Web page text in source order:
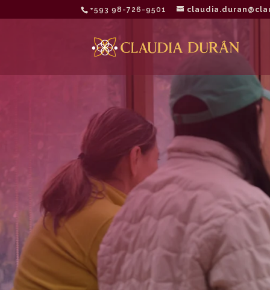
‭+593 98-726-9501‬